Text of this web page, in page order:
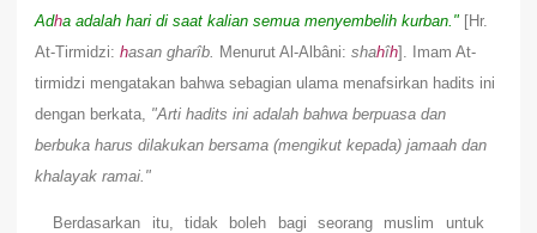
Adha adalah hari di saat kalian semua menyembelih kurban." [Hr.
At-Tirmidzi:hasan gharîb. Menurut Al-Albâni: shahîh]. Imam At-
tirmidzi mengatakan bahwa sebagian ulama menafsirkan hadits ini
dengan berkata, "Arti hadits ini adalah bahwa berpuasa dan
berbuka harus dilakukan bersama (mengikut kepada) jamaah dan
khalayak ramai."
Berdasarkan itu, tidak boleh bagi seorang muslim untuk